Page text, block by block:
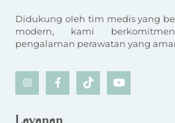
Didukung oleh tim medis yang
modern, kami
pengalaman perawatan yang
Icon
Icon
Icon
Icon